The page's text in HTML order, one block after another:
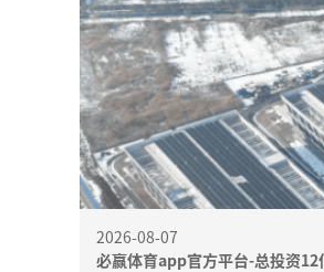
2026-08-07
必赢体育app官方平台-总投资